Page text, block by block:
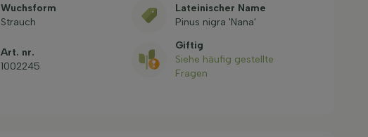
Wuchsform
Strauch
Lateinischer Name
Pinus nigra 'Nana'
Art. nr.
1002245
Giftig
Siehe häufig gestellte
Fragen